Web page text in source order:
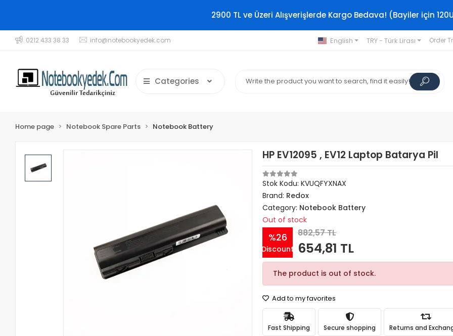
2900 TL ve Üzeri Alışverişlerde Kargo Bedava! (Bayiler için
0212 433 38 33 info@notebookyedek.com English TRY - Türk Lirası Order
Categories
Home page Notebook Spare Parts Notebook Battery
HP EV12095 , EV12 Laptop Batarya Pil
Stok Kodu: KVUQFYXNAX
Brand: Redox
Category: Notebook Battery
Out of stock
%26
Discount
882,57 TL
654,81 TL
The product is out of stock.
Add to my favorites
Fast Shipping Secure shopping Returns and